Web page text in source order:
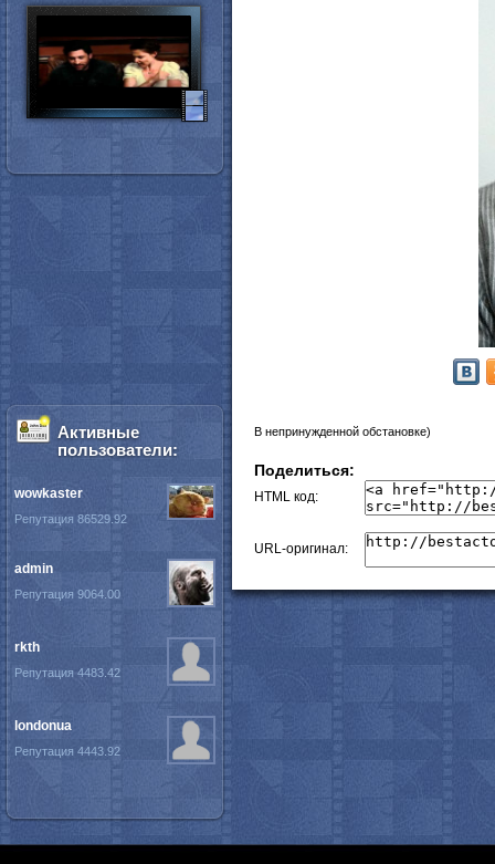
В непринужденной обстановке)
Поделиться:
HTML код:
URL-оригинал:
Активные
пользователи:
wowkaster
Репутация 86529.92
admin
Репутация 9064.00
rkth
Репутация 4483.42
londonua
Репутация 4443.92